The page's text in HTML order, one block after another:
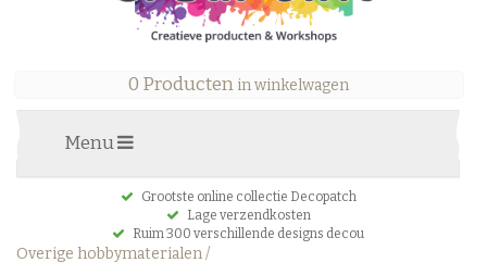
0 Producten in winkelwagen
Menu
Grootste online collectie Decopatch
Lage verzendkosten
Ruim 300 verschillende designs decou
Overige hobbymaterialen/